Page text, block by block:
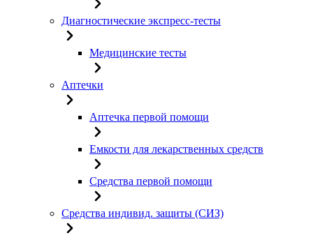
Диагностические экспресс-тесты
Медицинские тесты
Аптечки
Аптечка первой помощи
Емкости для лекарственных средств
Средства первой помощи
Средства индивид. защиты (СИЗ)